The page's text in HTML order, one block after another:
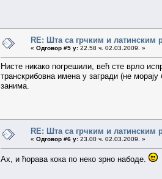
RE: Шта са грчким и латинским
« Одговор #5 у: 22.58 ч. 02.03.2009. »
Нисте никако погрешили, већ сте врло
транскрибовна имена у загради (не
занима.
RE: Шта са грчким и латинским
« Одговор #6 у: 23.00 ч. 02.03.2009. »
Ах, и ћорава кока по неко зрно набоде.